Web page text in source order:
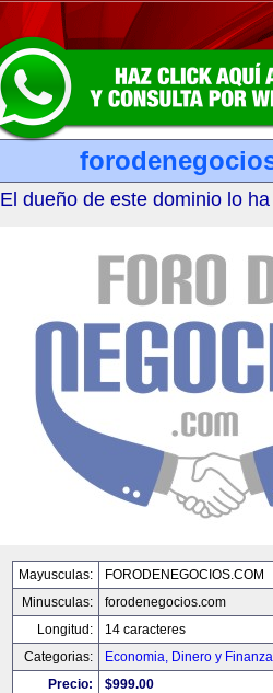
El dueño de este dominio lo
Mayusculas:
FORODENEGOCIOS.COM
Minusculas:
forodenegocios.com
Longitud:
14 caracteres
Categorias:
Economia, Dinero y
Precio:
$999.00